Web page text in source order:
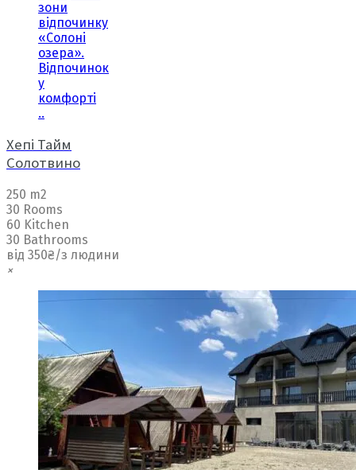
зони
відпочинку
«Солоні
озера».
Відпочинок
у
комфорті
..
Хепі Тайм
Солотвино
250 m2
30 Rooms
60 Kitchen
30 Bathrooms
від 350₴/з людини
×